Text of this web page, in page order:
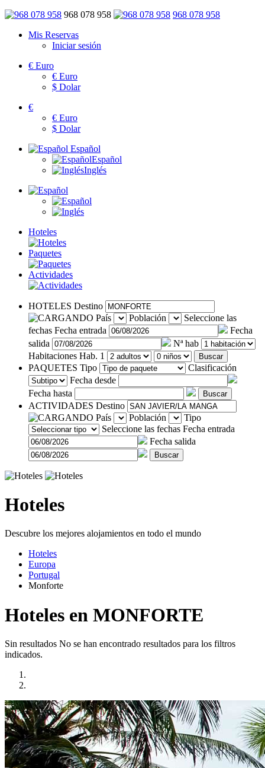
968 078 958
968 078 958
Mis Reservas
Iniciar sesión
€ Euro
€ Euro
$ Dolar
€
€ Euro
$ Dolar
Español
Español
Inglés
Hoteles
Paquetes
Actividades
HOTELES Destino
País
Población
Seleccione las
fechas Fecha entrada
Fecha
salida
Nª hab
Habitaciones Hab. 1 Buscar
PAQUETES Tipo
Clasificación
Fecha desde
Fecha hasta
Buscar
ACTIVIDADES Destino
País
Población
Tipo
Seleccione las fechas Fecha entrada
Fecha salida
Buscar
Hoteles
Descubre los mejores alojamientos en todo el mundo
Hoteles
Europa
Portugal
Monforte
Hoteles en MONFORTE
Sin resultados No se han encontrado resultados para los filtros
indicados.